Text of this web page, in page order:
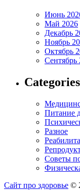
Июнь
Май 2026
Декабрь
Ноябрь
Октябрь
Сентябрь
Categories
Питание
Разное
Советы
Сайт про здоровье ©